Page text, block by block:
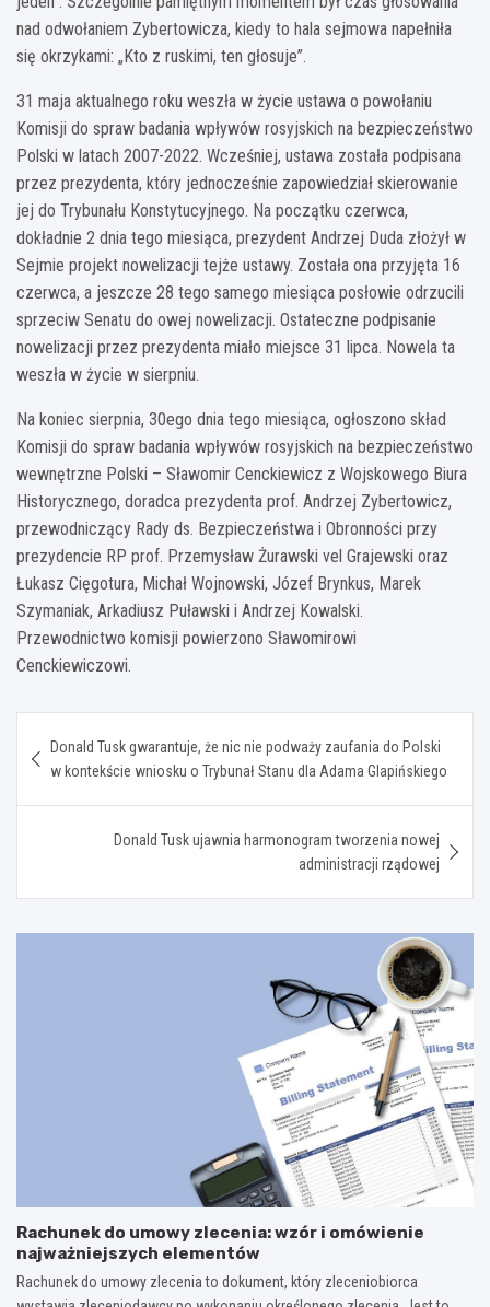
nad odwołaniem Zybertowicza, kiedy to hala sejmowa napełniła
się okrzykami: „Kto z ruskimi, ten głosuje”.
31 maja aktualnego roku weszła w życie ustawa o powołaniu
Komisji do spraw badania wpływów rosyjskich na bezpieczeństwo
Polski w latach 2007-2022. Wcześniej, ustawa została podpisana
przez prezydenta, który jednocześnie zapowiedział skierowanie
jej do Trybunału Konstytucyjnego. Na początku czerwca,
dokładnie 2 dnia tego miesiąca, prezydent Andrzej Duda złożył w
Sejmie projekt nowelizacji tejże ustawy. Została ona przyjęta 16
czerwca, a jeszcze 28 tego samego miesiąca posłowie odrzucili
sprzeciw Senatu do owej nowelizacji. Ostateczne podpisanie
nowelizacji przez prezydenta miało miejsce 31 lipca. Nowela ta
weszła w życie w sierpniu.
Na koniec sierpnia, 30ego dnia tego miesiąca, ogłoszono skład
Komisji do spraw badania wpływów rosyjskich na bezpieczeństwo
wewnętrzne Polski – Sławomir Cenckiewicz z Wojskowego Biura
Historycznego, doradca prezydenta prof. Andrzej Zybertowicz,
przewodniczący Rady ds. Bezpieczeństwa i Obronności przy
prezydencie RP prof. Przemysław Żurawski vel Grajewski oraz
Łukasz Cięgotura, Michał Wojnowski, Józef Brynkus, Marek
Szymaniak, Arkadiusz Puławski i Andrzej Kowalski.
Przewodnictwo komisji powierzono Sławomirowi
Cenckiewiczowi.
wpisu
Donald Tusk gwarantuje, że nic nie podważy zaufania do Polski
w kontekście wniosku o Trybunał Stanu dla Adama Glapińskiego
Donald Tusk ujawnia harmonogram tworzenia nowej
administracji rządowej
Rachunek do umowy zlecenia: wzór i omówienie
najważniejszych elementów
Rachunek do umowy zlecenia to dokument, który zleceniobiorca